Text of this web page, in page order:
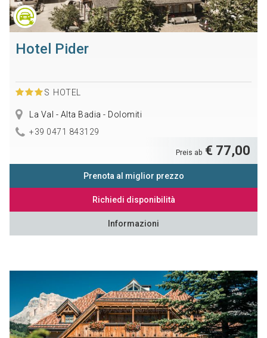
Hotel Pider
S HOTEL
La Val - Alta Badia - Dolomiti
+39 0471 843129
Preis ab € 77,00
Prenota al miglior prezzo
Richiedi disponibilità
Informazioni